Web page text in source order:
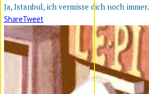
Ja, Istanbul, ich vermisse dich noch immer.
ShareTweet